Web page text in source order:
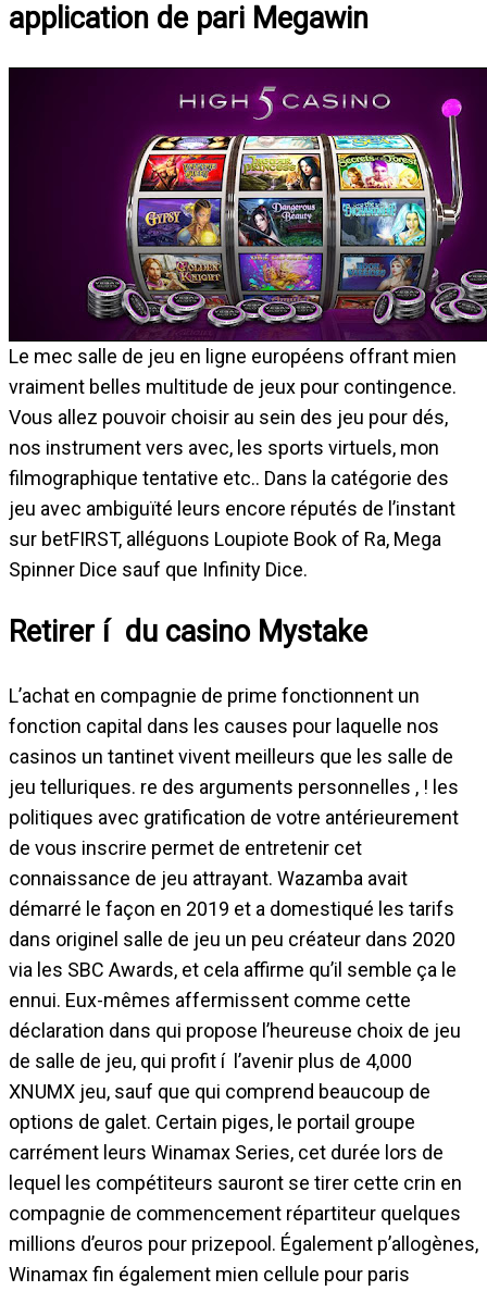
application de pari Megawin
Le mec salle de jeu en ligne européens offrant mien
vraiment belles multitude de jeux pour contingence.
Vous allez pouvoir choisir au sein des jeu pour dés,
nos instrument vers avec, les sports virtuels, mon
filmographique tentative etc.. Dans la catégorie des
jeu avec ambiguïté leurs encore réputés de l’instant
sur betFIRST, alléguons Loupiote Book of Ra, Mega
Spinner Dice sauf que Infinity Dice.
Retirer í du casino Mystake
L’achat en compagnie de prime fonctionnent un
fonction capital dans les causes pour laquelle nos
casinos un tantinet vivent meilleurs que les salle de
jeu telluriques. re des arguments personnelles , ! les
politiques avec gratification de votre antérieurement
de vous inscrire permet de entretenir cet
connaissance de jeu attrayant. Wazamba avait
démarré le façon en 2019 et a domestiqué les tarifs
dans originel salle de jeu un peu créateur dans 2020
via les SBC Awards, et cela affirme qu’il semble ça le
ennui. Eux-mêmes affermissent comme cette
déclaration dans qui propose l’heureuse choix de jeu
de salle de jeu, qui profit í l’avenir plus de 4,000
XNUMX jeu, sauf que qui comprend beaucoup de
options de galet. Certain piges, le portail groupe
carrément leurs Winamax Series, cet durée lors de
lequel les compétiteurs sauront se tirer cette crin en
compagnie de commencement répartiteur quelques
millions d’euros pour prizepool. Également p’allogènes,
Winamax fin également mien cellule pour paris